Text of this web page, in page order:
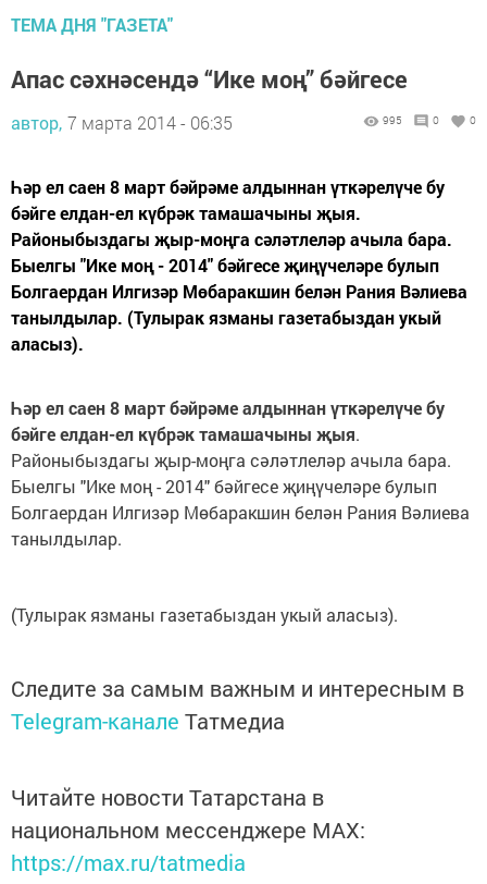
ТЕМА ДНЯ "ГАЗЕТА"
Апас сәхнәсендә “Ике моң” бәйгесе
автор, 7 марта 2014 - 06:35 995 0 0
Һәр ел саен 8 март бәйрәме алдыннан үткәрелүче бу
бәйге елдан-ел күбрәк тамашачыны җыя.
Районыбыздагы җыр-моңга сәләтлеләр ачыла бара.
Быелгы "Ике моң - 2014" бәйгесе җиңүчеләре булып
Болгаердан Илгизәр Мөбаракшин белән Рания Вәлиева
танылдылар. (Тулырак язманы газетабыздан укый
аласыз).
Һәр ел саен 8 март бәйрәме алдыннан үткәрелүче бу
бәйге елдан-ел күбрәк тамашачыны җыя.
Районыбыздагы җыр-моңга сәләтлеләр ачыла бара.
Быелгы "Ике моң - 2014" бәйгесе җиңүчеләре булып
Болгаердан Илгизәр Мөбаракшин белән Рания Вәлиева
танылдылар.
(Тулырак язманы газетабыздан укый аласыз).
Следите за самым важным и интересным в
Telegram-канале Татмедиа
Читайте новости Татарстана в
национальном мессенджере MАХ:
https://max.ru/tatmedia